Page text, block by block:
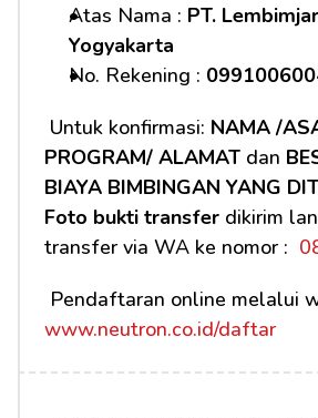
Atas Nama : PT.
Yogyakarta
No. Rekening :
Untuk konfirmasi: NAMA /
PROGRAM/ ALAMAT dan
BIAYA BIMBINGAN YANG
Foto bukti transfer dikirim
transfer via WA ke nomor :
www.neutron.co.id/daftar